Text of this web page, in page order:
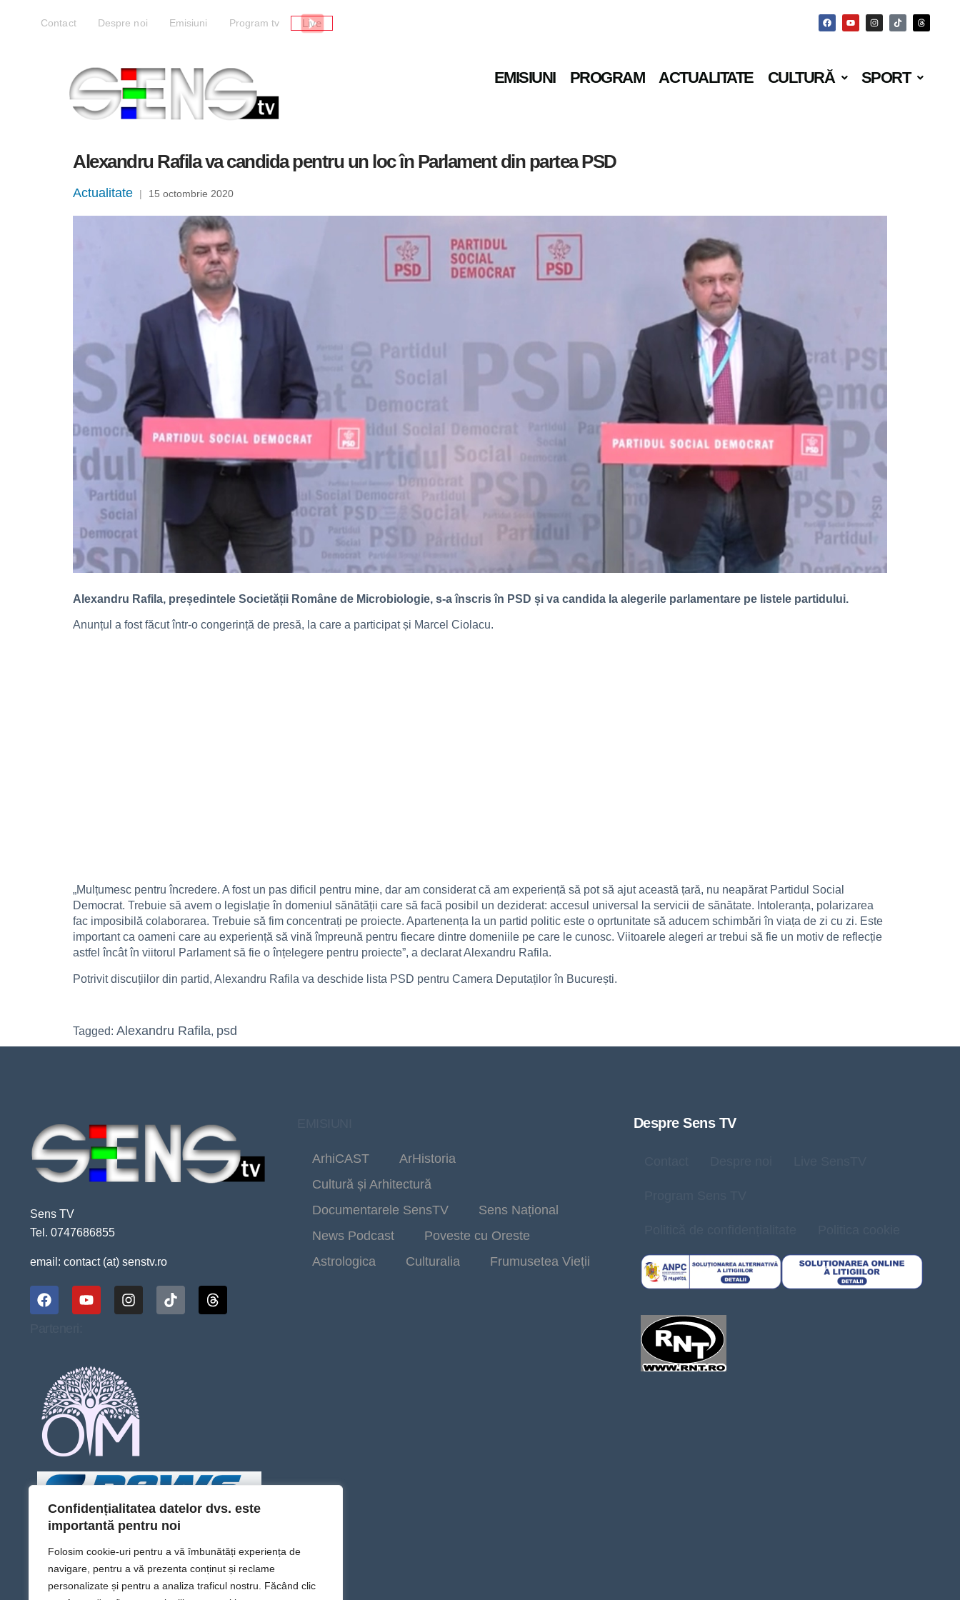
Confidențialitatea datelor dvs. este
importantă pentru noi
Folosim cookie-uri pentru a vă îmbunătăți experiența de
navigare, pentru a vă prezenta conținut și reclame
personalizate și pentru a analiza traficul nostru. Făcând clic
Contact Despre noi Emisiuni Program tv Live
EMISIUNI PROGRAM ACTUALITATE CULTURĂ SPORT
Alexandru Rafila va candida pentru un loc în Parlament din partea PSD
Actualitate | 15 octombrie 2020
Alexandru Rafila, președintele Societății Române de Microbiologie, s-a înscris în PSD și va candida la alegerile parlamentare pe listele partidului.
Anunțul a fost făcut într-o congerință de presă, la care a participat și Marcel Ciolacu.
„Mulțumesc pentru încredere. A fost un pas dificil pentru mine, dar am considerat că am experiență să pot să ajut această țară, nu neapărat Partidul Social
Democrat. Trebuie să avem o legislație în domeniul sănătății care să facă posibil un deziderat: accesul universal la servicii de sănătate. Intoleranța, polarizarea
fac imposibilă colaborarea. Trebuie să fim concentrați pe proiecte. Apartenența la un partid politic este o oprtunitate să aducem schimbări în viața de zi cu zi. Este
important ca oameni care au experiență să vină împreună pentru fiecare dintre domeniile pe care le cunosc. Viitoarele alegeri ar trebui să fie un motiv de reflecție
astfel încât în viitorul Parlament să fie o înțelegere pentru proiecte”, a declarat Alexandru Rafila.
Potrivit discuțiilor din partid, Alexandru Rafila va deschide lista PSD pentru Camera Deputaților în București.
Tagged: Alexandru Rafila, psd
Sens TV
Tel. 0747686855
email: contact (at) senstv.ro
ArhiCAST
ArHistoria
Cultură și Arhitectură
Documentarele SensTV
Sens Național
News Podcast
Poveste cu Oreste
Astrologica
Culturalia Frumusetea Vieții
Despre Sens TV